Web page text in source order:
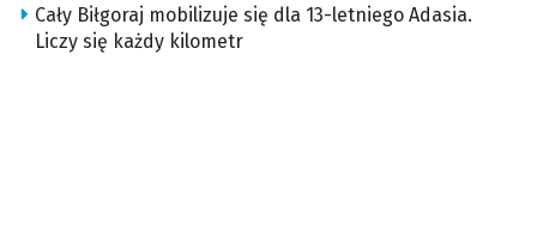
Cały Biłgoraj mobilizuje się dla 13-letniego Adasia.
Liczy się każdy kilometr